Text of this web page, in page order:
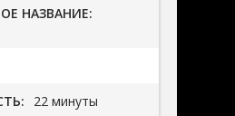
НАЗВАНИЕ:
22 минуты